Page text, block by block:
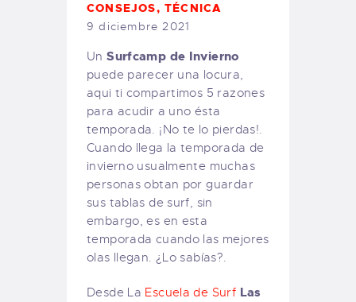
CONSEJOS,TÉCNICA
9 diciembre 2021
UnSurfcamp de Invierno
puede parecer una locura,
aqui ti compartimos 5 razones
para acudir a uno ésta
temporada. ¡No te lo pierdas!.
Cuando llega la temporada de
invierno usualmente muchas
personas obtan por guardar
sus tablas de surf, sin
embargo, es en esta
temporada cuando las mejores
olas llegan. ¿Lo sabías?.
Desde La Escuela de Surf Las